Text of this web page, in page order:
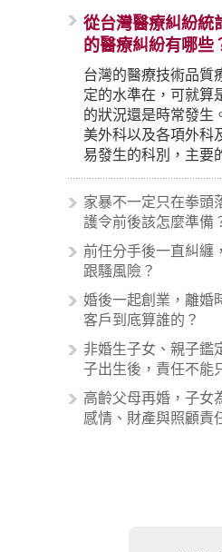
從台灣醫療糾紛統
的醫療糾紛有哪些
台灣的醫療技術品質
定的水準在，可就算
的狀況還是時常發生
美外科以及各項外科
易發生的科別，主要
生未盡告知義務、醫
術疏失、術後照顧失
收取。雖然醫學進步
案例中最後都走向訴
果不幸遇到相關醫療
麼處理呢？醫療糾紛
非常多，有些案例…
家暴不一定只在拳頭
護令前後該怎麼準備
前任分手後一直糾纏
跟騷風險？
婚後一起創業，離婚
客戶到底算誰的？
非婚生子女、親子鑑
子出生後，責任不能
高齡父母再婚，子女
感情、財產與照顧責